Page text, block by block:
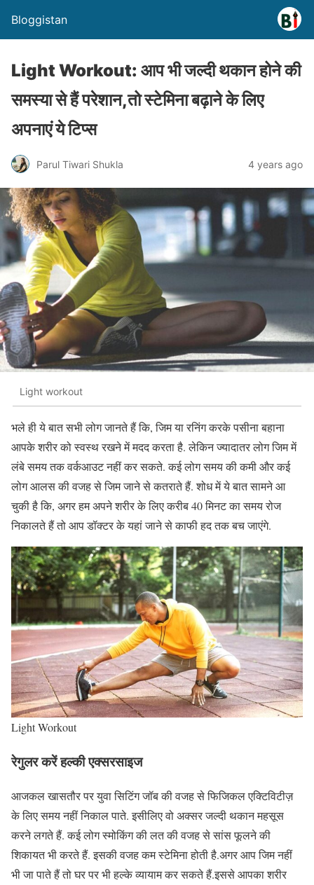
Bloggistan
Light Workout: आप भी जल्दी थकान होने की
समस्या से हैं परेशान,तो स्टेमिना बढ़ाने के लिए
अपनाएं ये टिप्स
Parul Tiwari Shukla 4 years ago
Light workout
भले ही ये बात सभी लोग जानते हैं कि, जिम या रनिंग करके पसीना बहाना
आपके शरीर को स्वस्थ रखने में मदद करता है. लेकिन ज्यादातर लोग जिम में
लंबे समय तक वर्कआउट नहीं कर सकते. कई लोग समय की कमी और कई
लोग आलस की वजह से जिम जाने से कतराते हैं. शोध में ये बात सामने आ
चुकी है कि, अगर हम अपने शरीर के लिए करीब 40 मिनट का समय रोज
निकालते हैं तो आप डॉक्टर के यहां जाने से काफी हद तक बच जाएंगे.
Light Workout
रेगुलर करें हल्की एक्सरसाइज
आजकल खासतौर पर युवा सिटिंग जॉब की वजह से फिजिकल एक्टिविटीज़
के लिए समय नहीं निकाल पाते. इसीलिए वो अक्सर जल्दी थकान महसूस
करने लगते हैं. कई लोग स्मोकिंग की लत की वजह से सांस फूलने की
शिकायत भी करते हैं. इसकी वजह कम स्टेमिना होती है.अगर आप जिम नहीं
भी जा पाते हैं तो घर पर भी हल्के व्यायाम कर सकते हैं.इससे आपका शरीर